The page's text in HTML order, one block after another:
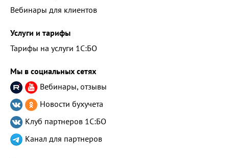
Вебинары для клиентов
Услуги и тарифы
Тарифы на услуги 1С:БО
Мы в социальных сетях
Вебинары, отзывы
Новости бухучета
Клуб партнеров 1С:БО
Канал для партнеров